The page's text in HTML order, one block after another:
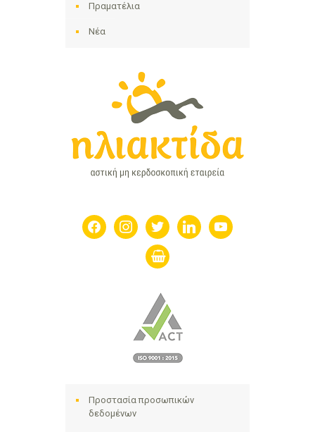
Πραματέλια
Νέα
facebookinstagramtwitter linkedin youtube
shopping-
basket
Προστασία προσωπικών
δεδομένων